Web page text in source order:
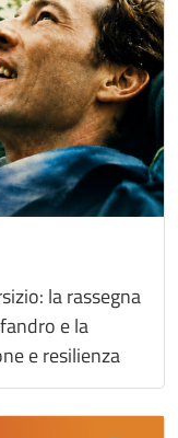
la rassegna
e la
e resilienza